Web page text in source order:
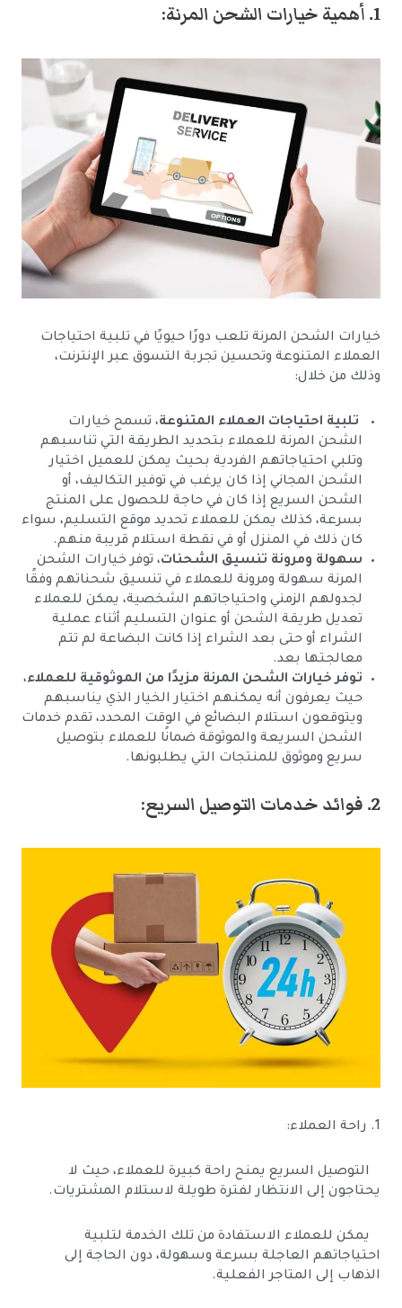
1. أهمية خيارات الشحن المرنة:
خيارات الشحن المرنة تلعب دورًا حيويًا في تلبية احتياجات
العملاء المتنوعة وتحسين تجربة التسوق عبر الإنترنت،
وذلك من خلال:
تلبية احتياجات العملاء المتنوعة، تسمح خيارات
الشحن المرنة للعملاء بتحديد الطريقة التي تناسبهم
وتلبي احتياجاتهم الفردية بحيث يمكن للعميل اختيار
الشحن المجاني إذا كان يرغب في توفير التكاليف، أو
الشحن السريع إذا كان في حاجة للحصول على المنتج
بسرعة، كذلك يمكن للعملاء تحديد موقع التسليم، سواء
كان ذلك في المنزل أو في نقطة استلام قريبة منهم.
سهولة ومرونة تنسيق الشحنات، توفر خيارات الشحن
المرنة سهولة ومرونة للعملاء في تنسيق شحناتهم وفقًا
لجدولهم الزمني واحتياجاتهم الشخصية، يمكن للعملاء
تعديل طريقة الشحن أو عنوان التسليم أثناء عملية
الشراء أو حتى بعد الشراء إذا كانت البضاعة لم تتم
معالجتها بعد.
توفر خيارات الشحن المرنة مزيدًا من الموثوقية للعملاء،
حيث يعرفون أنه يمكنهم اختيار الخيار الذي يناسبهم
ويتوقعون استلام البضائع في الوقت المحدد، تقدم خدمات
الشحن السريعة والموثوقة ضمانًا للعملاء بتوصيل
سريع وموثوق للمنتجات التي يطلبونها.
2. فوائد خدمات التوصيل السريع:
1. راحة العملاء:
التوصيل السريع يمنح راحة كبيرة للعملاء، حيث لا
يحتاجون إلى الانتظار لفترة طويلة لاستلام المشتريات.
يمكن للعملاء الاستفادة من تلك الخدمة لتلبية
احتياجاتهم العاجلة بسرعة وسهولة، دون الحاجة إلى
الذهاب إلى المتاجر الفعلية.